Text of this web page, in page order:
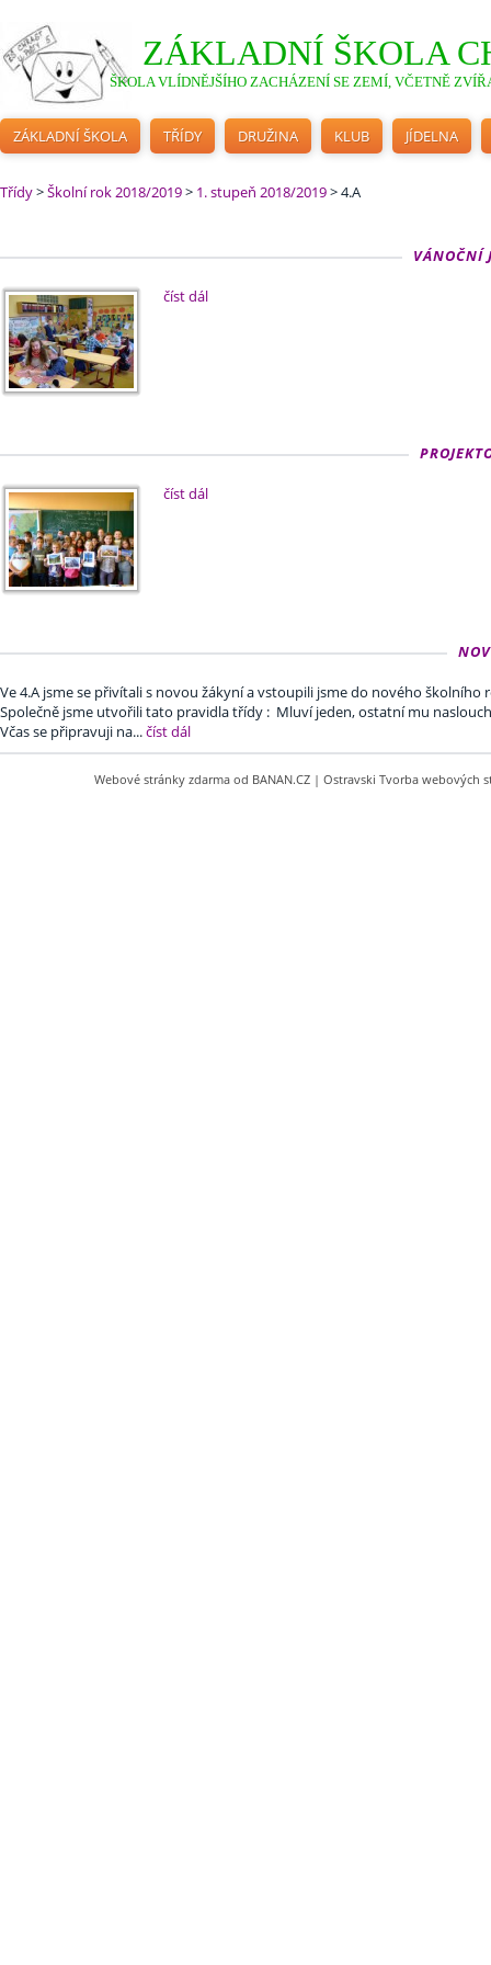
ZÁKLADNÍ ŠKOLA
ŠKOLA VLÍDNĚJŠÍHO ZACHÁZENÍ SE ZEMÍ, VČETNĚ
ZÁKLADNÍ ŠKOLA TŘÍDY DRUŽINA KLUB JÍDELNA
Třídy>Školní rok 2018/2019> 1. stupeň 2018/2019>4.A
VÁNOČNÍ
číst dál
číst dál
Ve 4.A jsme se přivítali s novou žákyní a vstoupili jsme do nového školního
Společně jsme utvořili tato pravidla třídy : Mluví jeden, ostatní mu
Včas se připravuji na...číst dál
Webové stránky zdarma od BANAN.CZ | Ostravski Tvorba webových